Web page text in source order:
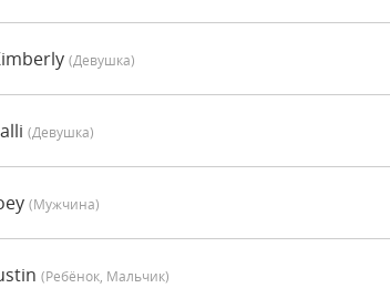
(девушка)
(девушка)
(мужчина)
(Ребёнок, Мальчик)